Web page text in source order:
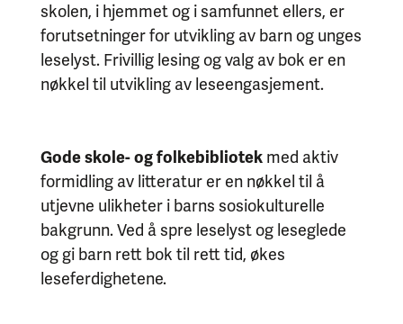
skolen, i hjemmet og i samfunnet ellers, er
forutsetninger for utvikling av barn og unges
leselyst. Frivillig lesing og valg av bok er en
nøkkel til utvikling av leseengasjement.
Gode skole- og folkebibliotekmed aktiv
formidling av litteratur er en nøkkel til å
utjevne ulikheter i barns sosiokulturelle
bakgrunn. Ved å spre leselyst og leseglede
og gi barn rett bok til rett tid, økes
leseferdighetene.